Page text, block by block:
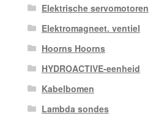
Elektrische servomotoren
Elektromagneet. ventiel
Hoorns Hoorns
HYDROACTIVE-eenheid
Kabelbomen
Lambda sondes